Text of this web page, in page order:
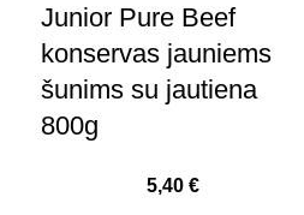
Junior Pure Beef
konservas jauniems
šunims su jautiena
800g
5,40 €